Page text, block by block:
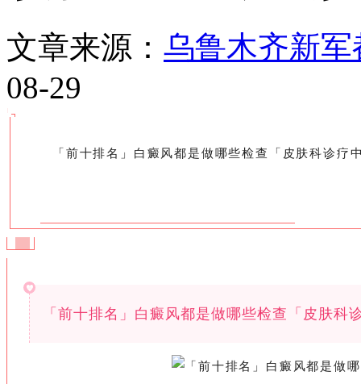
文章来源： 乌鲁木齐新
08-29
「前十排名」白癜风都是做哪些检查「皮肤科诊
「前十排名」白癜风都是做哪些检查「皮肤科